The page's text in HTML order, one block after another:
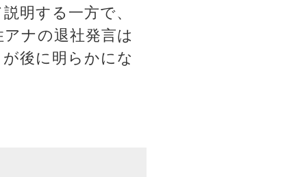
明する一方で、
ナの退社発言は
後に明らかにな